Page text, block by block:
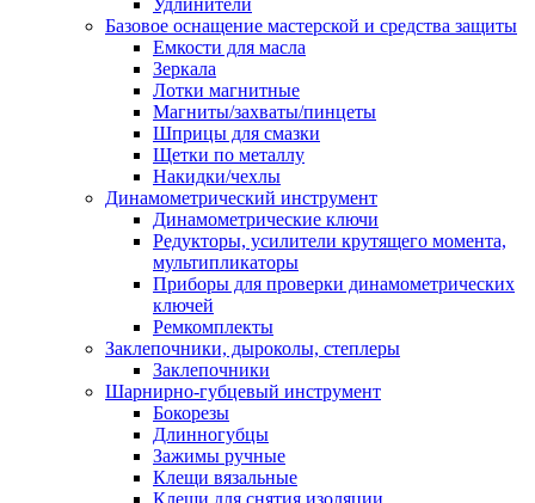
Удлинители
Базовое оснащение мастерской и средства защиты
Емкости для масла
Зеркала
Лотки магнитные
Магниты/захваты/пинцеты
Шприцы для смазки
Щетки по металлу
Накидки/чехлы
Динамометрический инструмент
Динамометрические ключи
Редукторы, усилители крутящего момента,
мультипликаторы
Приборы для проверки динамометрических
ключей
Ремкомплекты
Заклепочники, дыроколы, степлеры
Заклепочники
Шарнирно-губцевый инструмент
Бокорезы
Длинногубцы
Зажимы ручные
Клещи вязальные
Клещи для снятия изоляции